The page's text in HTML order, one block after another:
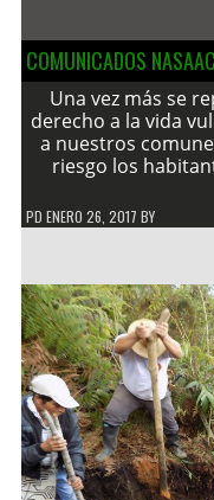
COMUNICADOS
Una vez más se
derecho a la vida
a nuestros
riesgo los
PD ENERO 26, 2017 BY